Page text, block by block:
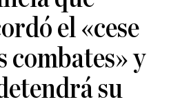
el «cese
combates» y
su